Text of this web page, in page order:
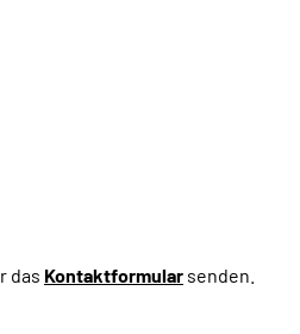
das Kontaktformular senden.